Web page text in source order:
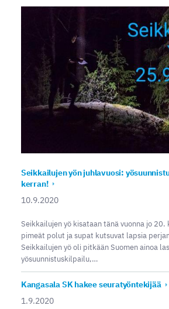
Seikkailujen yön juhlavuosi:
kerran!
10.9.2020
Seikkailujen yö kisataan tänä vuonna jo
pimeät polut ja supat kutsuvat lapsia
Seikkailujen yö oli pitkään Suomen ainoa
yösuunnistuskilpailu,…
Kangasala SK hakee seuratyöntekijää
1.9.2020